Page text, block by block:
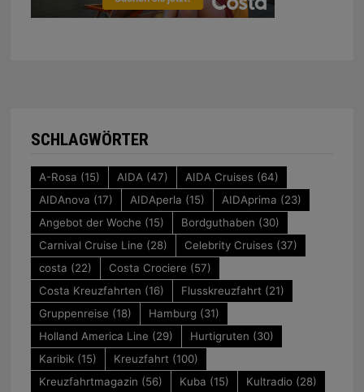
SCHLAGWÖRTER
A-Rosa (15) AIDA (47) AIDA Cruises (64)
AIDAnova (17) AIDAperla (15) AIDAprima (23)
Angebot der Woche (15) Bordguthaben (30)
Carnival Cruise Line (28) Celebrity Cruises (37)
costa (22) Costa Crociere (57)
Costa Kreuzfahrten (16) Flusskreuzfahrt (21)
Gruppenreise (18) Hamburg (31)
Holland America Line (29) Hurtigruten (30)
Karibik(15) Kreuzfahrt (100)
Kreuzfahrtmagazin (56) Kuba (15) Kultradio(28)